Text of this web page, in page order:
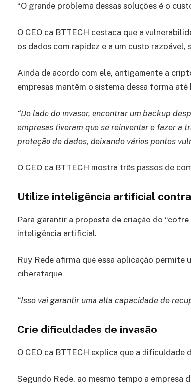
“O grande problema dessas soluções é o
O CEO da BTTECH destaca que a
os dados com rapidez e a um custo razoável,
Ainda de acordo com ele, antigamente a
empresas mantêm o sistema dessa forma até
“Do lado do invasor, encontrar um backup
empresas tiveram que se reinventar e fazer a
proteção de dados, deixando vários pontos
O CEO da BTTECH mostra três passos de
Utilize inteligência artificial
Para garantir a proposta de criação do
inteligência artificial.
Ruy Rede afirma que essa aplicação permite
ciberataque.
“Isso vai garantir uma alta capacidade de
Crie dificuldades de invasão
O CEO da BTTECH explica que a
Segundo Rede, ao mesmo tempo a empresa